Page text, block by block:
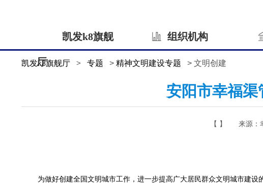
凯发k8旗舰
厅
组织机构
凯发k8旗舰厅 > 专题 > 精神文明建设专题 > 文明创建
安阳市幸福
【 】 来源：
为做好创建全国文明城市工作，进一步提高广大居民群众文明城市建